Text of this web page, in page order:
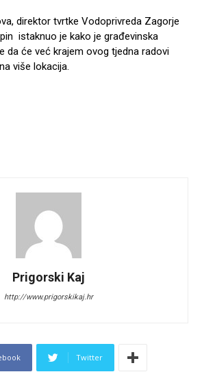
direktor tvrtke Vodoprivreda Zagorje
istaknuo je kako je građevinska
da će već krajem ovog tjedna radovi
više lokacija.
Prigorski Kaj
http://www.prigorskikaj.hr
Twitter